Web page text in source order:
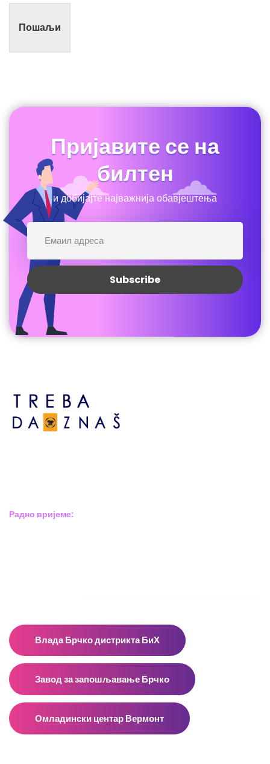
Пошаљи
Пријавите се на
билтен
и добијајте најважнија обавјештења
Радно вријеме:
Влада Брчко дистрикта БиХ
Завод за запошљавање Брчко
Омладински центар Вермонт